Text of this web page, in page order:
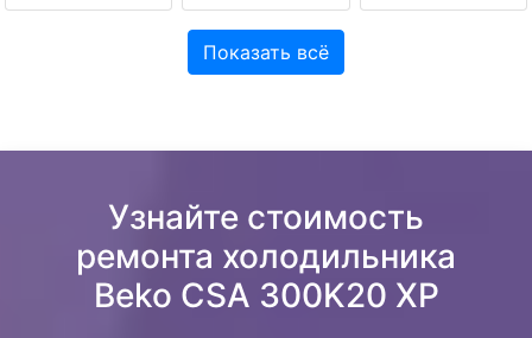
Показать всё
Узнайте стоимость
ремонта холодильника
Beko CSA 300K20 XP